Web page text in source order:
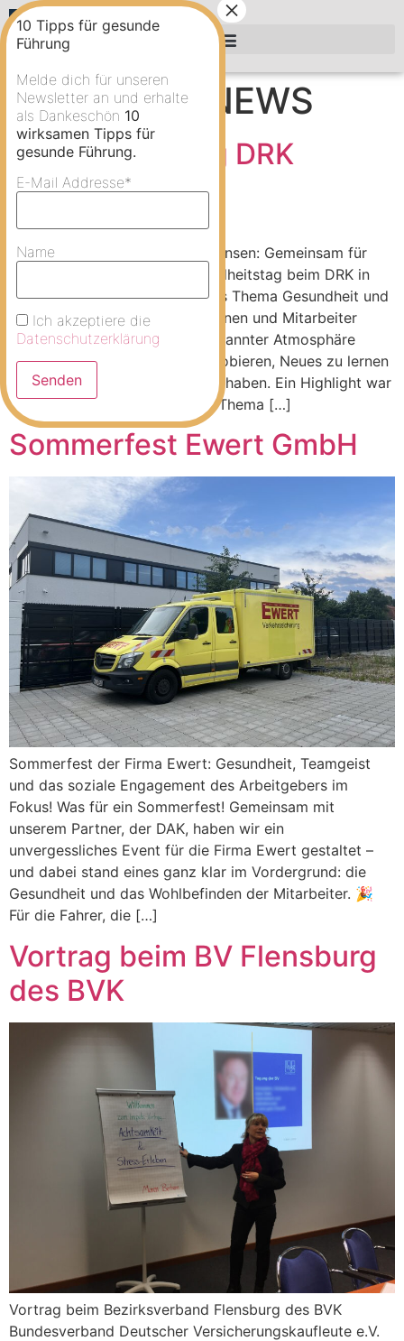
Kategorie: NEWS
Gesundheitstag DRK
Winsen/Luhe
Gesundheitstag beim DRK in Winsen: Gemeinsam für
mehr Wohlbefinden! Am Gesundheitstag beim DRK in
Winsen drehte sich alles um das Thema Gesundheit und
Wohlbefinden! Die Mitarbeiterinnen und Mitarbeiter
hatten die Gelegenheit, in entspannter Atmosphäre
spannende Aktivitäten auszuprobieren, Neues zu lernen
und dabei jede Menge Spaß zu haben. Ein Highlight war
der inspirierende Vortrag zum Thema […]
Sommerfest Ewert GmbH
Sommerfest der Firma Ewert: Gesundheit, Teamgeist
und das soziale Engagement des Arbeitgebers im
Fokus! Was für ein Sommerfest! Gemeinsam mit
unserem Partner, der DAK, haben wir ein
unvergessliches Event für die Firma Ewert gestaltet –
und dabei stand eines ganz klar im Vordergrund: die
Gesundheit und das Wohlbefinden der Mitarbeiter. 🎉
Für die Fahrer, die […]
Vortrag beim BV Flensburg
des BVK
Vortrag beim Bezirksverband Flensburg des BVK
Bundesverband Deutscher Versicherungskaufleute e.V.
10 Tipps für gesunde
Führung
Melde dich für unseren
Newsletter an und erhalte
als Dankeschön 10
wirksamen Tipps für
gesunde Führung.
E-Mail Addresse*
Name
Ich akzeptiere die
Datenschutzerklärung